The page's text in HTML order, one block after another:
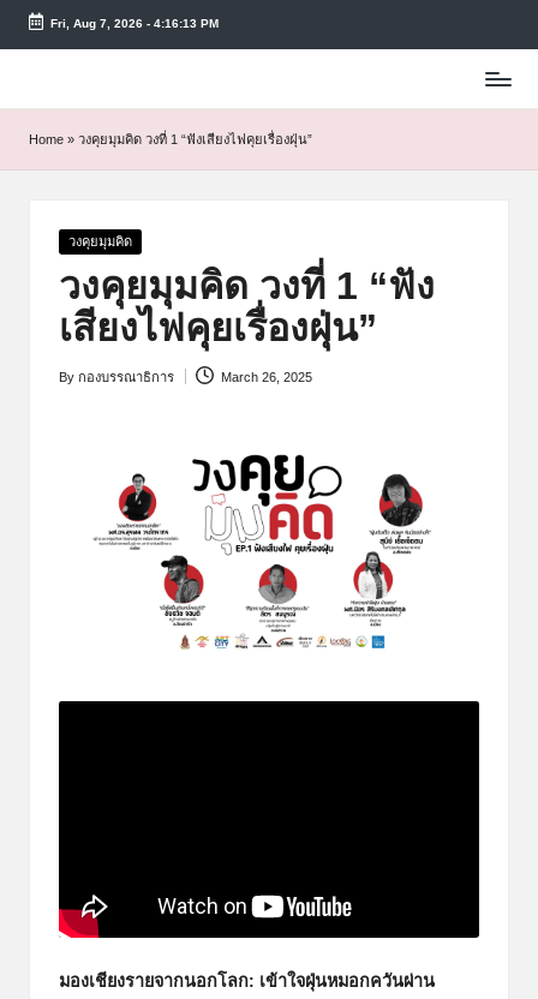
Skip
content
Fri, Aug 7, 2026- 4:16:14 PM
Home » วงคุยมุมคิด วงที่ 1 “ฟังเสียงไฟคุยเรื่องฝุ่น”
Posted
วงคุยมุมคิด
วงคุยมุมคิด วงที่ 1 “ฟัง
เสียงไฟคุยเรื่องฝุ่น”
Posted
By กองบรรณาธิการ March 26, 2025
มองเชียงรายจากนอกโลก: เข้าใจฝุ่นหมอกควันผ่าน